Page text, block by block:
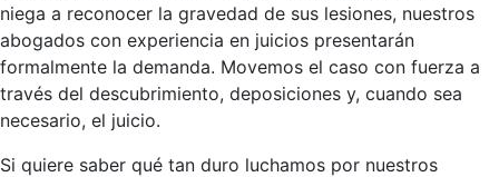
niega a reconocer la gravedad de sus lesiones, nuestros
abogados con experiencia en juicios presentarán
formalmente la demanda. Movemos el caso con fuerza a
través del descubrimiento, deposiciones y, cuando sea
necesario, el juicio.
Si quiere saber qué tan duro luchamos por nuestros